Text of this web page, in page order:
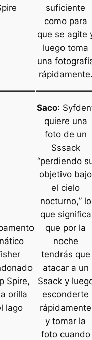
suficiente
como para
que se agite
luego toma
una
Spire,
orilla
lago
Saco:
quiere una
foto de un
Sssack
“perdiendo
objetivo bajo
el cielo
nocturno,” lo
que significa
que por la
noche
tendrás que
atacar a un
Ssack y
esconderte
rápidamente
y tomar la
foto cuando